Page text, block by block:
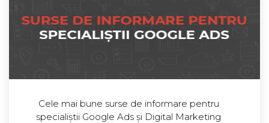
Cele mai bune surse de informare pentru
specialiștii Google Ads și Digital Marketing